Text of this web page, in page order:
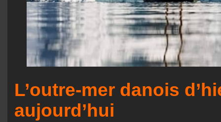
L’outre-mer danois
aujourd’hui